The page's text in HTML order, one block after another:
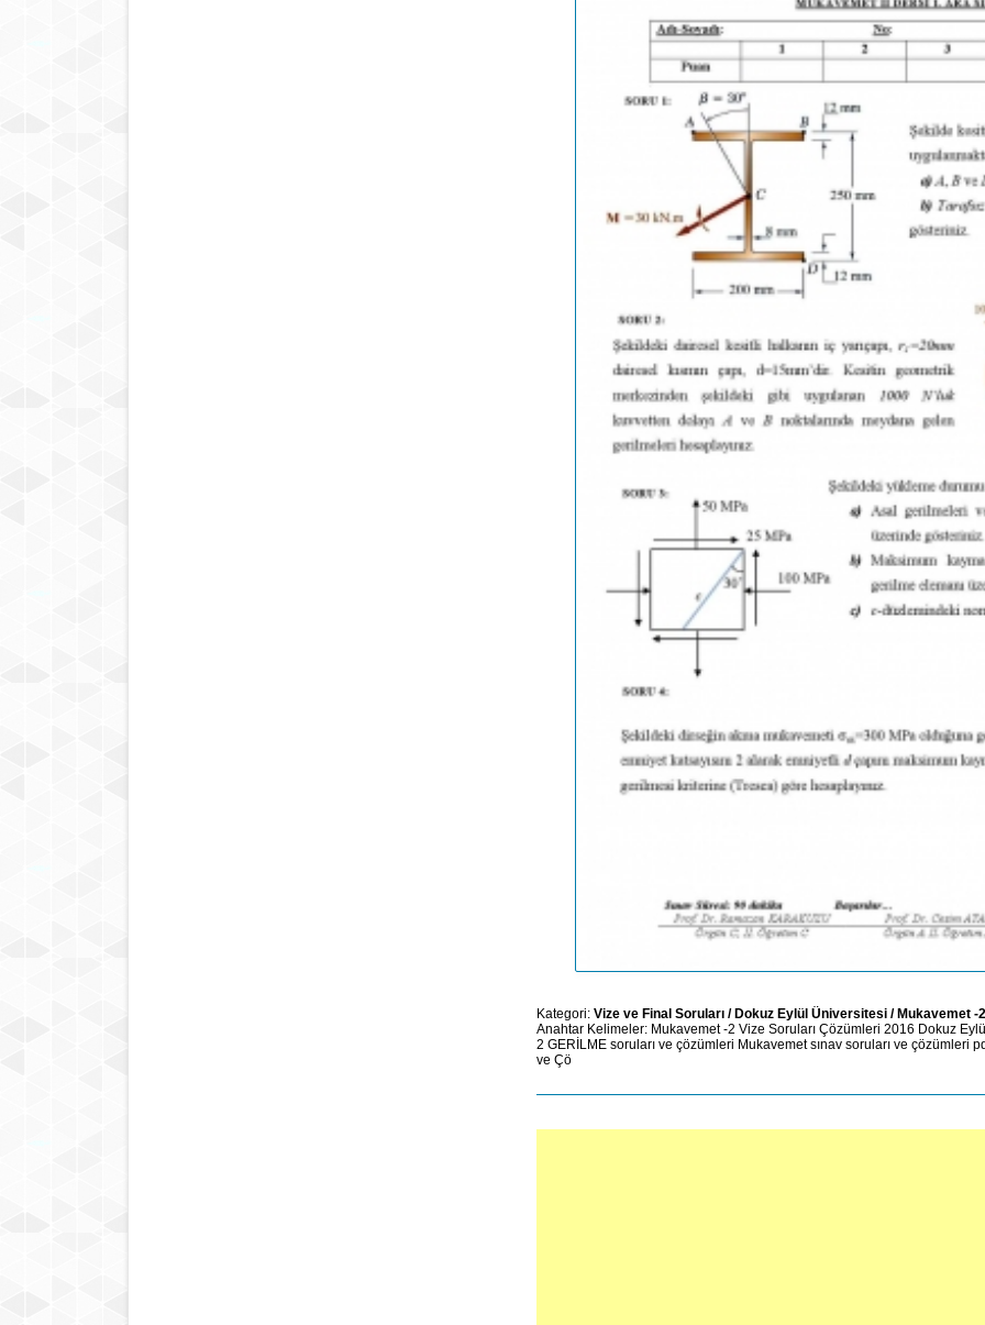
Kategori: Vize ve Final Soruları / Dokuz Eylül Üniversitesi / Mukavemet -2
Anahtar Kelimeler: Mukavemet -2 Vize Soruları Çözümleri 2016 Dokuz
2 GERİLME soruları ve çözümleri Mukavemet sınav soruları ve çözümleri
ve Çö